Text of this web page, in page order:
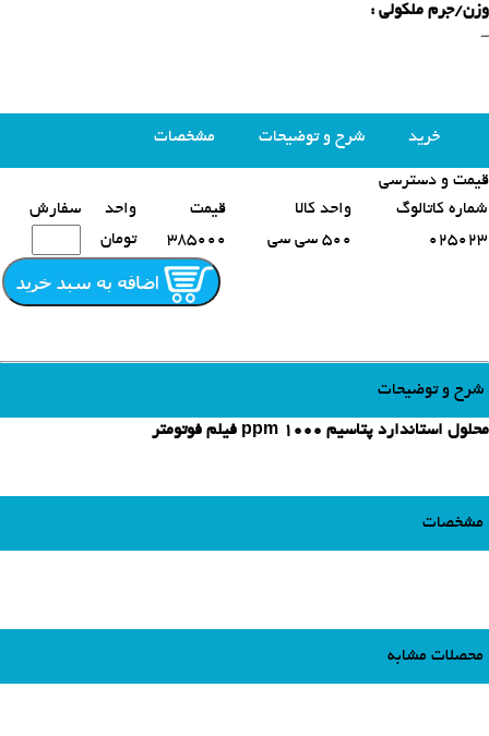
وزن/جرم ملکولی :
-
خرید شرح و توضیحات مشخصات
محصولات مشابه
قیمت و دسترسی
شماره کاتالوگ
واحد کالا قیمت واحد
سفارش
025023
500 سی سی 385000 تومان
شرح و توضیحات
محلول استاندارد پتاسیم 1000 ppm فیلم فوتومتر
مشخصات
محصلات مشابه